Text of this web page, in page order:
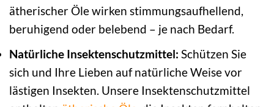
ätherischer Öle wirken stimmungsaufhellend,
beruhigend oder belebend – je nach Bedarf.
Natürliche Insektenschutzmittel: Schützen Sie
sich und Ihre Lieben auf natürliche Weise vor
lästigen Insekten. Unsere Insektenschutzmittel